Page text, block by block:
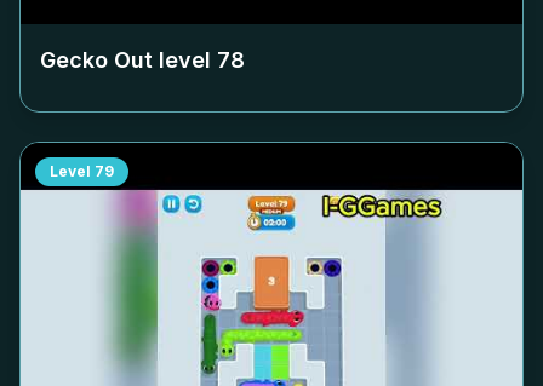
Gecko Out level 78
Level 79